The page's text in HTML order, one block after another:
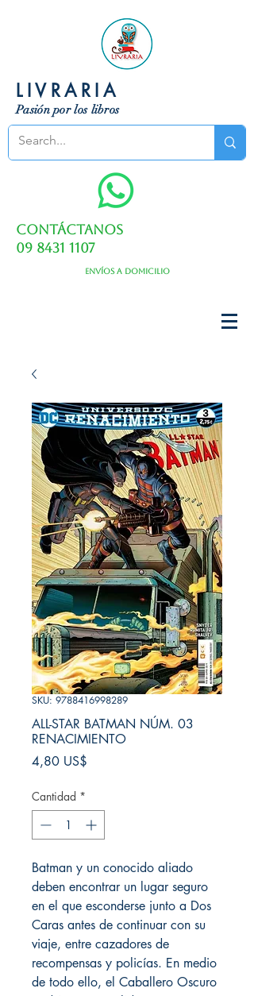
LIVRARIA
Pasión por los libros
Contáctanos
09 8431 1107
Envíos a domicilio
SKU: 9788416998289
ALL-STAR BATMAN NÚM. 03
RENACIMIENTO
4,80 US$
Cantidad *
Batman y un conocido aliado
deben encontrar un lugar seguro
en el que esconderse junto a Dos
Caras antes de continuar con su
viaje, entre cazadores de
recompensas y policías. En medio
de todo ello, el Caballero Oscuro